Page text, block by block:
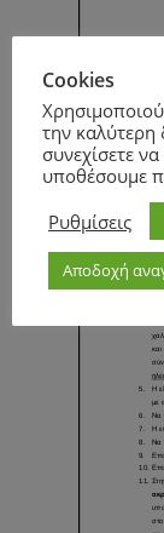
Cookies
την καλύτερη
συνεχίσετε
υποθέσουμε
Ρυθμίσεις
Αποδοχή